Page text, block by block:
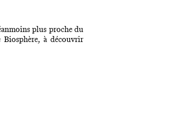
plus proche du
Biosphère, à découvrir